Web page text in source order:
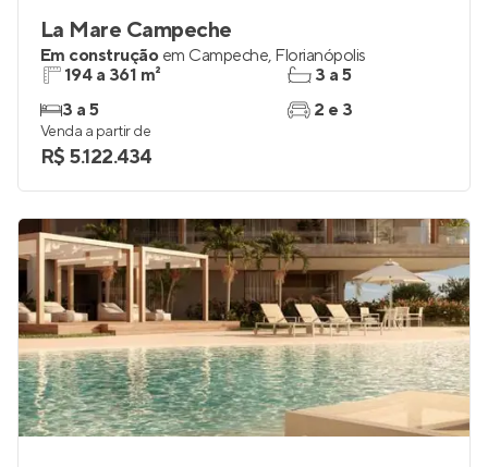
La Mare Campeche
Em construção em Campeche, Florianópolis
194 a 361 m²
3 a 5
3 a 5
2 e 3
Venda a partir de
R$ 5.122.434